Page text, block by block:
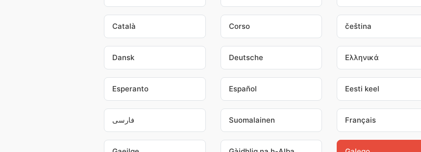
Català Corso čeština
Dansk Deutsche Ελληνικά
Esperanto Español Eesti keel
فارسی Suomalainen Français